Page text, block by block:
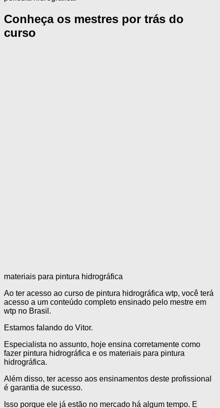
Conheça os mestres por trás do
curso
materiais para pintura hidrográfica
Ao ter acesso ao curso de pintura hidrográfica wtp, você terá
acesso a um conteúdo completo ensinado pelo mestre em
wtp no Brasil.
Estamos falando do Vitor.
Especialista no assunto, hoje ensina corretamente como
fazer pintura hidrográfica e os materiais para pintura
hidrográfica.
Além disso, ter acesso aos ensinamentos deste profissional
é garantia de sucesso.
Isso porque ele já estão no mercado há algum tempo. E